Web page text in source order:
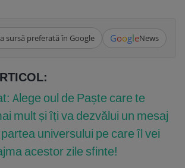
sursă preferată în Google GoogleNews
Alege oul de Paște care te
mult și îți va dezvălui un mesaj
universului pe care îl vei
acestor zile sfinte!